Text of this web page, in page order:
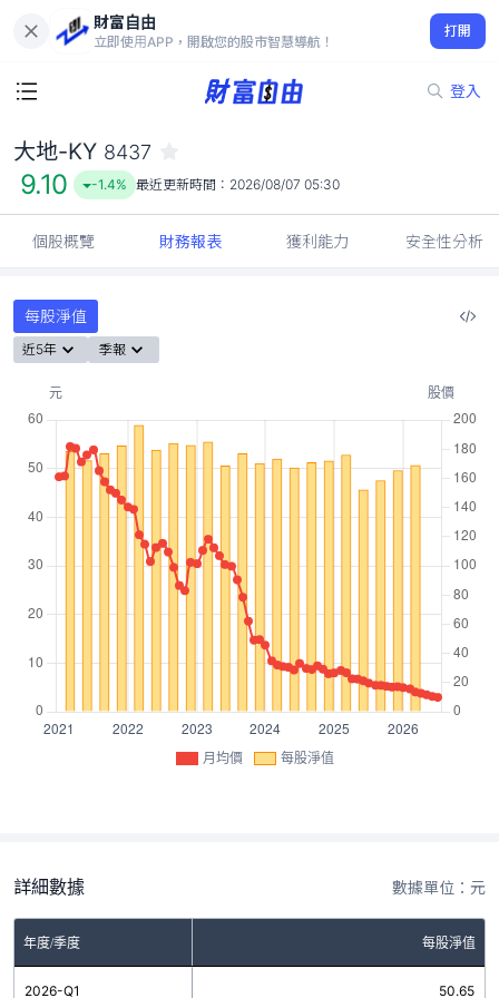
財富自由
立即使用APP，開啟您的股市智慧導航！
打開
登入
9.10
-1.4%
大地-KY 8437
9.10 -1.4% 最近更新時間： 2026/08/07 05:30
個股概覽 財務報表 獲利能力 安全性分析
每股淨值
近5年 季報
月均價 每股淨值
詳細數據 數據單位：元
年度/季度 每股淨值
2026-Q1 50.65